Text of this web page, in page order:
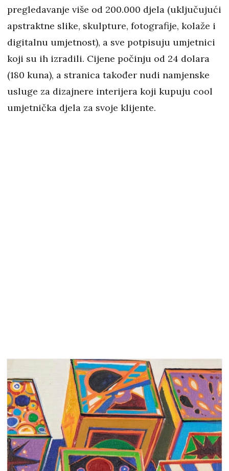
pregledavanje više od 200.000 djela (uključujući
apstraktne slike, skulpture, fotografije, kolaže i
digitalnu umjetnost), a sve potpisuju umjetnici
koji su ih izradili. Cijene počinju od 24 dolara
(180 kuna), a stranica također nudi namjenske
usluge za dizajnere interijera koji kupuju cool
umjetnička djela za svoje klijente.